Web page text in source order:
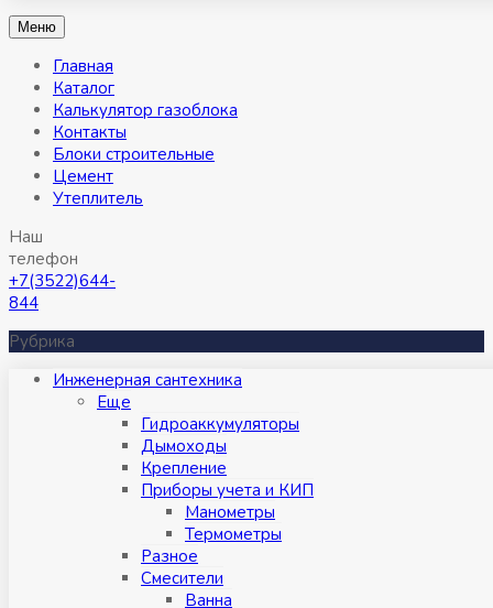
Меню
Главная
Каталог
Калькулятор газоблока
Контакты
Блоки строительные
Цемент
Утеплитель
Наш
телефон
+7(3522)644-
844
Рубрика
Инженерная сантехника
Eще
Гидроаккумуляторы
Дымоходы
Крепление
Приборы учета и КИП
Манометры
Термометры
Разное
Смесители
Ванна